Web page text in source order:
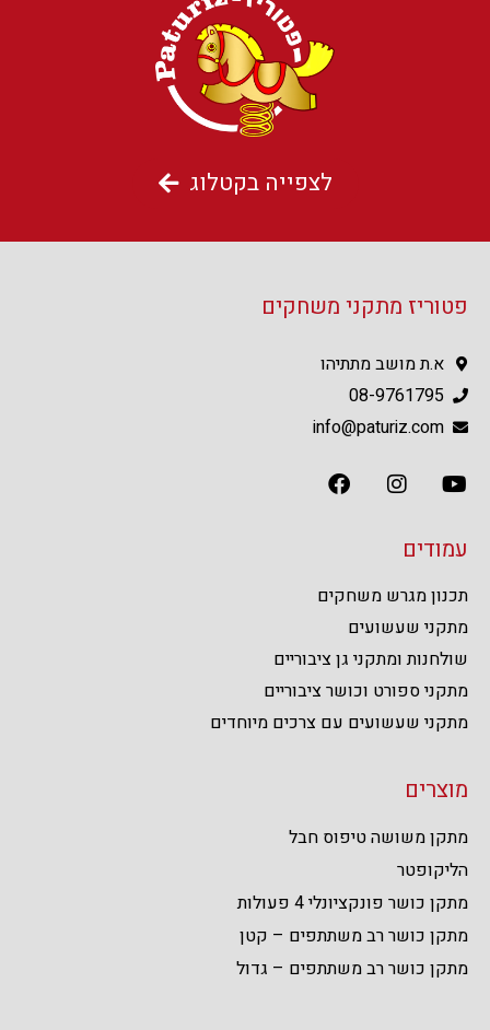
לצפייה בקטלוג
פטוריז מתקני משחקים
א.ת מושב מתתיהו
08-9761795
info@paturiz.com
עמודים
תכנון מגרש משחקים
מתקני שעשועים
שולחנות ומתקני גן ציבוריים
מתקני ספורט וכושר ציבוריים
מתקני שעשועים עם צרכים מיוחדים
מוצרים
מתקן משושה טיפוס חבל
הליקופטר
מתקן כושר פונקציונלי 4 פעולות
מתקן כושר רב משתתפים – קטן
מתקן כושר רב משתתפים – גדול